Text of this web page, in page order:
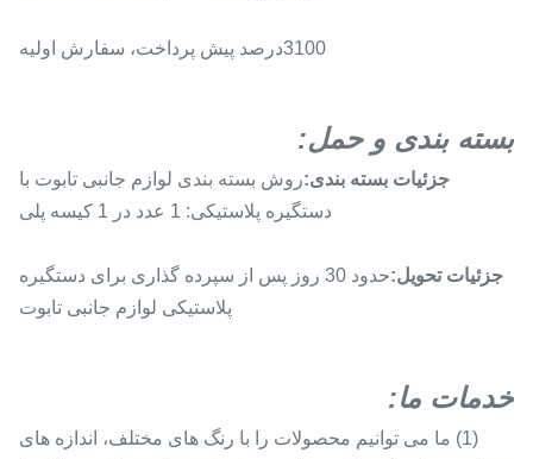
3100درصد پيش پرداخت، سفارش اوليه
بسته بندی و حمل:
جزئیات بسته بندی:روش بسته بندی لوازم جانبی تابوت با
دستگیره پلاستیکی: 1 عدد در 1 کیسه پلی
جزئیات تحویل:
حدود 30 روز پس از سپرده گذاری برای دستگیره
پلاستیکی لوازم جانبی تابوت
خدمات ما:
(1) ما می توانیم محصولات را با رنگ های مختلف، اندازه های